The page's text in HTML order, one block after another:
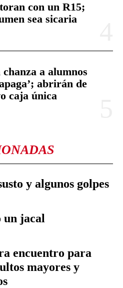
con un R15;
sea sicaria
a alumnos
abrirán de
caja única
y algunos golpes
un jacal
encuentro para
mayores y